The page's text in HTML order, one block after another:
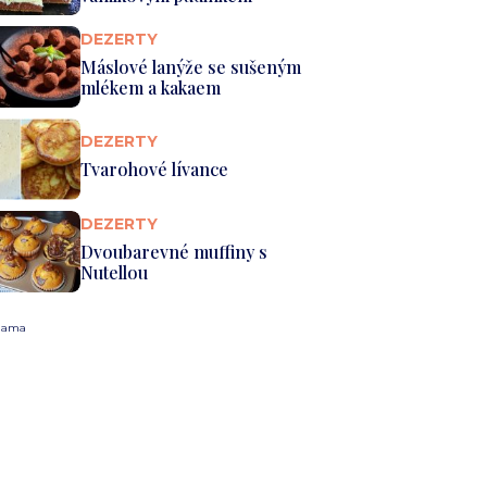
DEZERTY
Máslové lanýže se sušeným
mlékem a kakaem
DEZERTY
Tvarohové lívance
DEZERTY
Dvoubarevné muffiny s
Nutellou